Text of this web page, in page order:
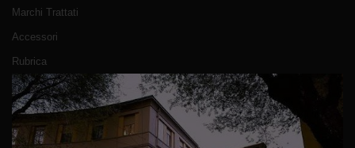
Marchi Trattati
Accessori
Rubrica